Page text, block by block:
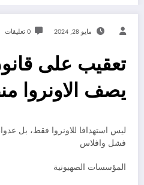
مايو 28, 2024 0 تعليقات
تعقيب على
يصف الاونروا
ليس استهدافا للاونروا فقط، بل
فشل وافلاس
المؤسسات الصهيونية